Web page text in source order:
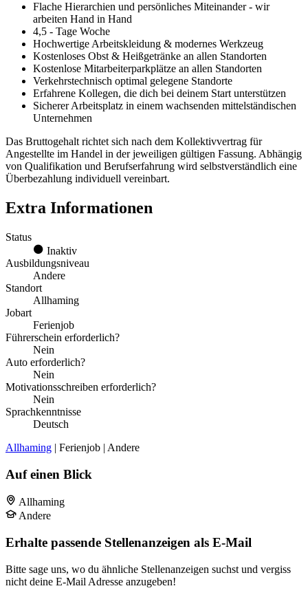
Flache Hierarchien und persönliches Miteinander - wir
arbeiten Hand in Hand
4,5 - Tage Woche
Hochwertige Arbeitskleidung & modernes Werkzeug
Kostenloses Obst & Heißgetränke an allen Standorten
Kostenlose Mitarbeiterparkplätze an allen Standorten
Verkehrstechnisch optimal gelegene Standorte
Erfahrene Kollegen, die dich bei deinem Start unterstützen
Sicherer Arbeitsplatz in einem wachsenden mittelständischen
Unternehmen
Das Bruttogehalt richtet sich nach dem Kollektivvertrag für
Angestellte im Handel in der jeweiligen gültigen Fassung. Abhängig
von Qualifikation und Berufserfahrung wird selbstverständlich eine
Überbezahlung individuell vereinbart.
Extra Informationen
Status
Inaktiv
Ausbildungsniveau
Andere
Standort
Allhaming
Jobart
Ferienjob
Führerschein erforderlich?
Nein
Auto erforderlich?
Nein
Motivationsschreiben erforderlich?
Nein
Sprachkenntnisse
Deutsch
Allhaming | Ferienjob | Andere
Auf einen Blick
Allhaming
Andere
Erhalte passende Stellenanzeigen als E-Mail
Bitte sage uns, wo du ähnliche Stellenanzeigen suchst und vergiss
nicht deine E-Mail Adresse anzugeben!